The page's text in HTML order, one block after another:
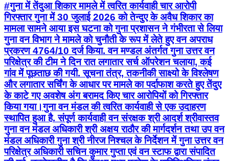
#गुना में तेंदुआ शिकार मामले में त्वरित कार्यवाही चार आरोपी
गिरफ्तार गुना में 30 जुलाई 2026 को तेन्दुए के अवैध शिकार का
मामला सामने आया इस घटना को गुना प्रशासन ने गंभीरता से लिया
गुना वन विभाग ने मामले को चुनौती के रूप में लेते हुए वन अपराध
प्रकरण 4764/10 दर्ज किया. वन मण्डल अंतर्गत गुना उत्तर वन
परिक्षेत्र की टीम ने दिन रात लगातार सर्च ऑपरेशन चलाया, कई
गांव में पूछताछ की गयी. सूचना तंत्र, तकनीकी साक्ष्यो के विश्लेषण
और लगातार सर्चिंग के आधार पर मामले का पर्दाफाश करते हुए तेंदुए
के काटे गए अवशेष अंग बरामद किए चार आरोपियों को गिरफ्तार
किया गया।गुना वन मंडल की त्वरित कार्यवाही से एक उदाहरण
स्थापित हुआ है. संपूर्ण कार्यवाही वन संरक्षक श्री आदर्श श्रीवास्तव
गुना वन मंडल अधिकारी श्री अक्षय राठौर की मार्गदर्शन तथा उप वन
मंडल अधिकारी गुना श्री नीरज निश्चल के निर्देशन में गुना उत्तर वन
परिक्षेत्र अधिकारी सचिन कुमार गुप्ता एवं वन स्टाफ द्वारा संपादित